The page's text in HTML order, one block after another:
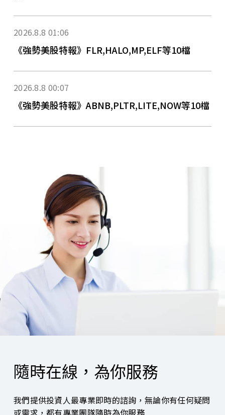
2026.8.8 01:06
《強勢美股特報》FLR,HALO,MP,ELF等10檔
2026.8.8 00:07
《強勢美股特報》ABNB,PLTR,LITE,NOW等10檔
隨時在線，為你服務
我們提供投資人最專業即時的諮詢，無論你有任何疑問